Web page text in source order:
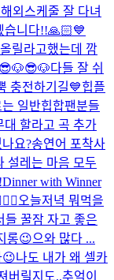
외스케줄 잘 다녀
습니다!!🙏🏻💙
릴라고했는데 깜
😎🐶😎🐶다들 잘 쉬
충전하기길💙힙플
일반힙합팬분들
대 할라고 곡 추가
요?송연어 포착사
설레는 마음 모두
Dinner with Winner
오늘저녁 뭐먹을
들 꿀잠 자고 좋은
롱😉으와 많다 ...
😉나도 내가 왜 셀카
버릴지도..추억이